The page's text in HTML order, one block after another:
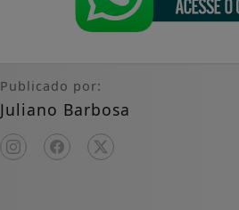
Publicado por:
Juliano Barbosa